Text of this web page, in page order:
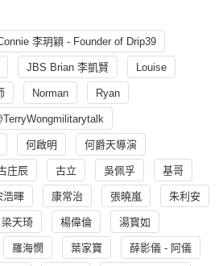
李玥穎 - Founder of Drip39
JBS Brian 李凱賢 Louise
Norman Ryan
何啟明 何爵天導演
庄辰 古立 吳佩孚 基哥
浩暉 康常治 張曉嵐 朱利安
梁天琦 楊偉倫 湯寳如
羅海憫 葉家寶 薛影儀 - 阿儀